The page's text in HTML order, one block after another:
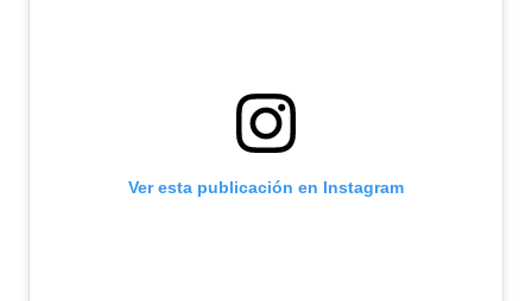
Ver esta publicación en Instagram